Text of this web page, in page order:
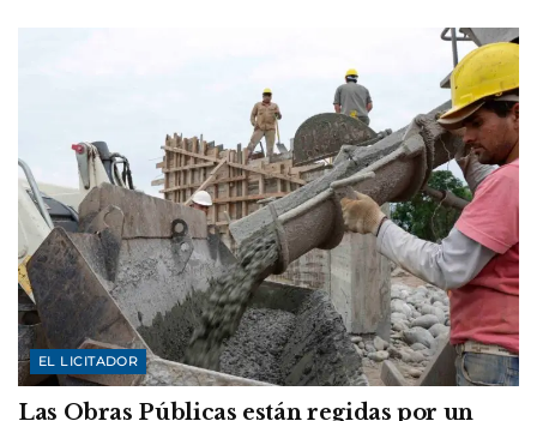
EL LICITADOR
Las Obras Públicas están regidas por un